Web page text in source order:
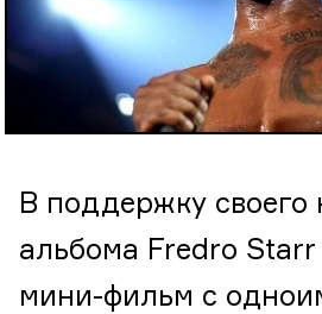
В поддержку своего
альбома Fredro Starr
мини-фильм с